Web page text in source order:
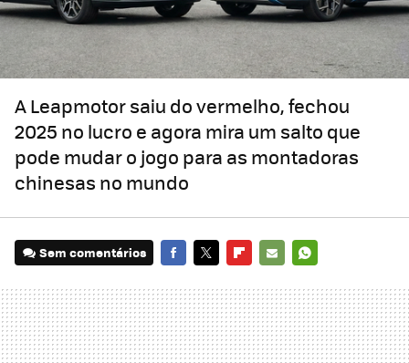
A Leapmotor saiu do vermelho, fechou
2025 no lucro e agora mira um salto que
pode mudar o jogo para as montadoras
chinesas no mundo
Sem comentários
MAIL